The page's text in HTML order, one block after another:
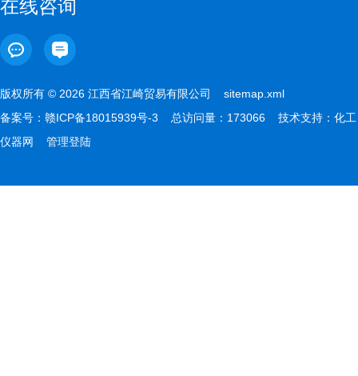
在线咨询
版权所有 © 2026 江西省江崎贸易有限公司 sitemap.xml
备案号： 赣ICP备18015939号-3 总访问量：173066 技术支持： 化工
仪器网
管理登陆